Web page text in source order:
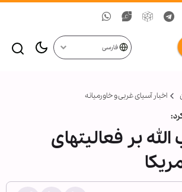
فارسی
اخبار آسیای غربی و خاورمیانه
بر فعالیتهای